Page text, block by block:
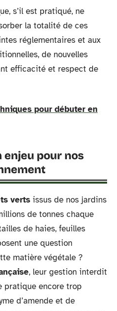
s’il est pratiqué, ne
la totalité de ces
réglementaires et aux
de nouvelles
efficacité et respect de
pour débuter en
enjeu pour nos
verts issus de nos jardins
de tonnes chaque
de haies, feuilles
une question
matière végétale ?
, leur gestion interdit
pratique encore trop
d’amende et de